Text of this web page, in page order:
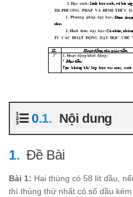
Nội dung
Đề Bài
Bài 1: Hai thùng có 58 lít dầu,
thì thùng thứ nhất có số dầu